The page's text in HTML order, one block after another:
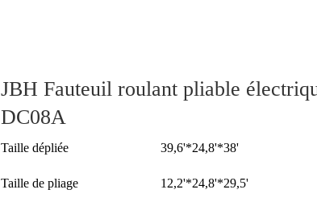
JBH Fauteuil roulant pliable
DC08A
Taille dépliée 39,6'*24,8'*38'
Taille de pliage 12,2'*24,8'*29,5'